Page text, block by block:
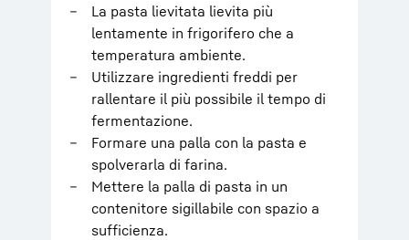
La pasta lievitata lievita più
lentamente in frigorifero che a
temperatura ambiente.
Utilizzare ingredienti freddi per
rallentare il più possibile il tempo di
fermentazione.
Formare una palla con la pasta e
spolverarla di farina.
Mettere la palla di pasta in un
contenitore sigillabile con spazio a
sufficienza.